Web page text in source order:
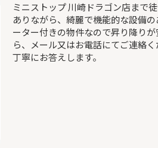
ミニストップ 川崎ドラゴン店まで
ありながら、綺麗で機能的な設備
ーター付きの物件なので昇り降り
ら、メール又はお電話にてご連絡
丁寧にお答えします。